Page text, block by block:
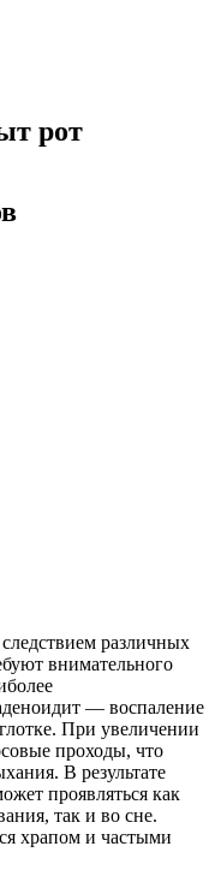
рот
различных
внимательного
— воспаление
При увеличении
проходы, что
В результате
проявляться как
так и во сне.
храпом и частыми